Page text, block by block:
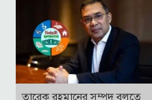
তারেক রহমানের সম্পদ বলতে